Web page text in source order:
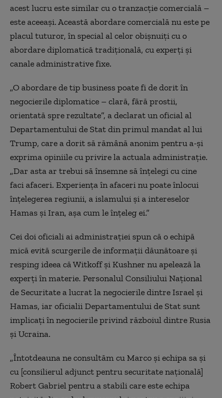
acest lucru este similar cu o tranzacție comercială –
este aceeași. Această abordare comercială nu este pe
placul tuturor, în special al celor obișnuiți cu o
abordare diplomatică tradițională, cu experți și
canale administrative fixe.
„O abordare de tip business poate fi de dorit în
negocierile diplomatice – clară, fără prostii,
orientată spre rezultate”, a declarat un oficial al
Departamentului de Stat din primul mandat al lui
Trump, care a dorit să rămână anonim pentru a-și
exprima opiniile cu privire la actuala administrație.
„Dar asta ar trebui să însemne să înțelegi cu cine
faci afaceri. Experiența în afaceri nu poate înlocui
înțelegerea regiunii, a islamului și a intereselor
Hamas și Iran, așa cum le înțeleg ei.”
Cei doi oficiali ai administrației spun că o echipă
mică evită scurgerile de informații dăunătoare și
resping ideea că Witkoff și Kushner nu apelează la
experți în materie. Personalul Consiliului Național
de Securitate a lucrat la negocierile dintre Israel și
Hamas, iar oficialii Departamentului de Stat sunt
implicați în negocierile privind războiul dintre Rusia
și Ucraina.
„Întotdeauna ne consultăm cu Marco și echipa sa și
cu [consilierul adjunct pentru securitate națională]
Robert Gabriel pentru a stabili care este echipa